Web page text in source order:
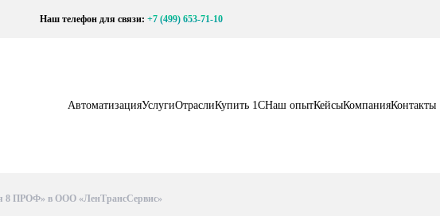
Наш телефон для связи: +7 (499) 653-71-10
АвтоматизацияУслугиОтраслиКупить 1СНаш опытКейсыКомпанияКонтакты
8 ПРОФ» в ООО «ЛенТрансСервис»